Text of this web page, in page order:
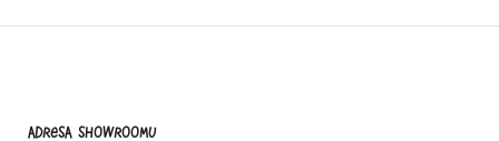
Adresa showroomu